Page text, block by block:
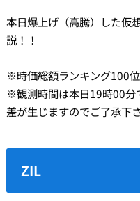
本日爆上げ（高騰）した仮
説！！
※時価総額ランキング100位
※観測時間は本日19時00分
差が生じますのでご了承下さ
ZIL